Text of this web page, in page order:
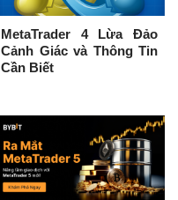
MetaTrader 4 Lừa Đảo
Cảnh Giác và Thông Tin
Cần Biết